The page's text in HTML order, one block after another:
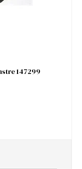
147299